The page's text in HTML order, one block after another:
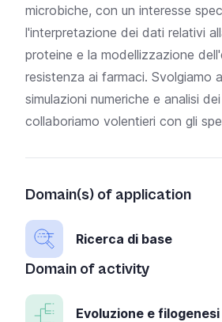
microbiche, con un interesse
l'interpretazione dei dati relativi
proteine e la modellizzazione
resistenza ai farmaci. Svolgiamo
simulazioni numeriche e analisi
collaboriamo volentieri con gli
Domain(s) of application
Ricerca di base
Domain of activity
Evoluzione e filogenesi